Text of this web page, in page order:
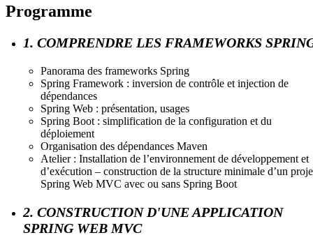
Programme
1. COMPRENDRE LES FRAMEWORKS
Panorama des frameworks Spring
Spring Framework : inversion de contrôle et injection de
dépendances
Spring Web : présentation, usages
Spring Boot : simplification de la configuration et du
déploiement
Organisation des dépendances Maven
Atelier : Installation de l’environnement de développement et
d’exécution – construction de la structure minimale d’un
Spring Web MVC avec ou sans Spring Boot
2. CONSTRUCTION D'UNE APPLICATION
SPRING WEB MVC